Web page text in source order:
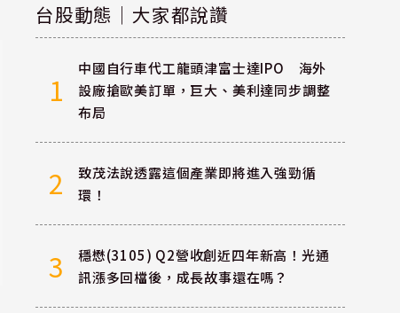
台股動態｜大家都說讚
1
中國自行車代工龍頭津富士達IPO 海外
設廠搶歐美訂單，巨大、美利達同步調整
布局
2
致茂法說透露這個產業即將進入強勁循
環！
3
穩懋(3105) Q2營收創近四年新高！光通
訊漲多回檔後，成長故事還在嗎？